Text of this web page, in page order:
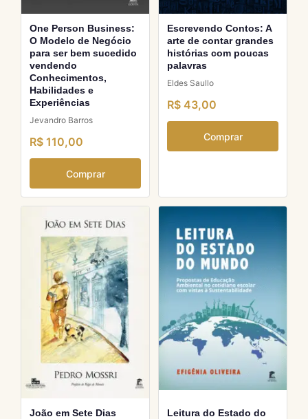
One Person Business:
O Modelo de Negócio
para ser bem sucedido
vendendo
Conhecimentos,
Habilidades e
Experiências
Jevandro Barros
R$ 110,00
Comprar
Escrevendo Contos: A
arte de contar grandes
histórias com poucas
palavras
Eldes Saullo
R$ 43,00
Comprar
João em Sete Dias
Leitura do Estado do